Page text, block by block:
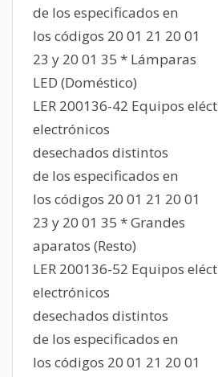
de los especificados en
los códigos 20 01 21 20 01
23 y 20 01 35 * Lámparas
LED (Doméstico)
LER 200136-42 Equipos
electrónicos
desechados distintos
de los especificados en
los códigos 20 01 21 20 01
23 y 20 01 35 * Grandes
aparatos (Resto)
LER 200136-52 Equipos
electrónicos
desechados distintos
de los especificados en
los códigos 20 01 21 20 01